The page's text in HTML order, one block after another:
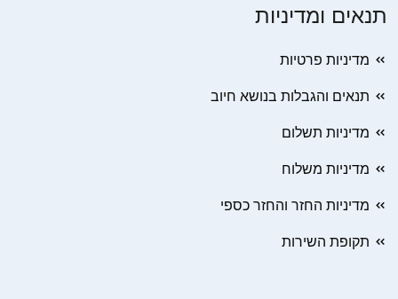
תנאים ומדיניות
מדיניות פרטיות
תנאים והגבלות בנושא חיוב
מדיניות תשלום
מדיניות משלוח
מדיניות החזר והחזר כספי
תקופת השירות